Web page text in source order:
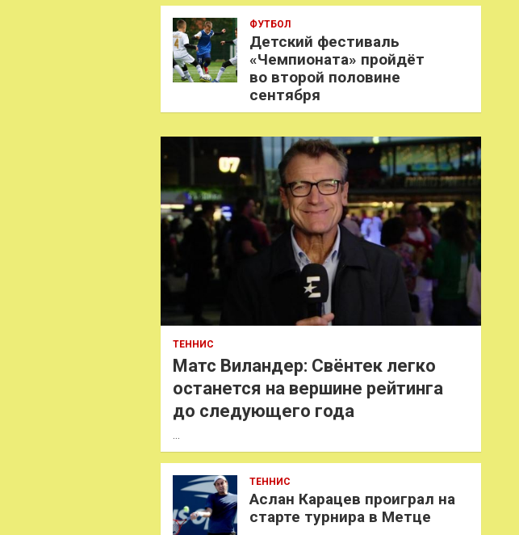
ФУТБОЛ
Детский фестиваль
«Чемпионата» пройдёт
во второй половине
сентября
ТЕННИС
Матс Виландер: Свёнтек легко
останется на вершине рейтинга
до следующего года
…
ТЕННИС
Аслан Карацев проиграл на
старте турнира в Метце